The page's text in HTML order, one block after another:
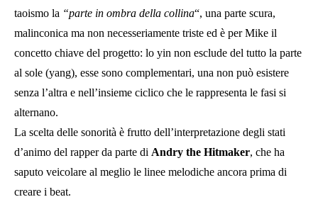
taoismo la “parte in ombra della collina“, una parte scura,
malinconica ma non necesseriamente triste ed è per Mike il
concetto chiave del progetto: lo yin non esclude del tutto la parte
al sole (yang), esse sono complementari, una non può esistere
senza l’altra e nell’insieme ciclico che le rappresenta le fasi si
alternano.
La scelta delle sonorità è frutto dell’interpretazione degli stati
d’animo del rapper da parte di Andry the Hitmaker, che ha
saputo veicolare al meglio le linee melodiche ancora prima di
creare i beat.